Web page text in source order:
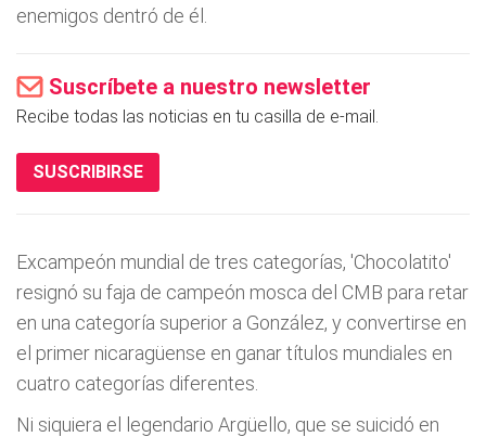
enemigos dentró de él.
Suscríbete a nuestro newsletter
Recibe todas las noticias en tu casilla de e-mail.
SUSCRIBIRSE
Excampeón mundial de tres categorías, 'Chocolatito'
resignó su faja de campeón mosca del CMB para retar
en una categoría superior a González, y convertirse en
el primer nicaragüense en ganar títulos mundiales en
cuatro categorías diferentes.
Ni siquiera el legendario Argüello, que se suicidó en